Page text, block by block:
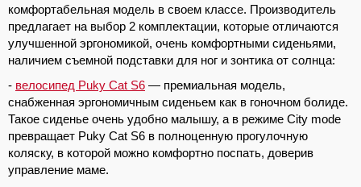
комфортабельная модель в своем классе. Производитель
предлагает на выбор 2 комплектации, которые отличаются
улучшенной эргономикой, очень комфортными сиденьями,
наличием съемной подставки для ног и зонтика от солнца:
- велосипед Puky Cat S6 — премиальная модель,
снабженная эргономичным сиденьем как в гоночном болиде.
Такое сиденье очень удобно малышу, а в режиме City mode
превращает Puky Cat S6 в полноценную прогулочную
коляску, в которой можно комфортно поспать, доверив
управление маме.